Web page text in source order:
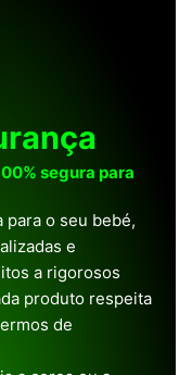
segura para
para o seu bebé,
e
a rigorosos
produto respeita
de